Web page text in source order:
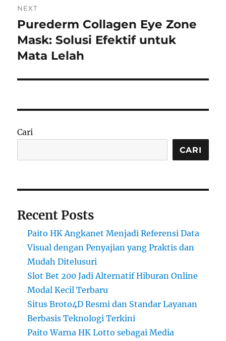
NEXT
Next
post:
Purederm Collagen Eye Zone
Mask: Solusi Efektif untuk
Mata Lelah
Cari
CARI
Recent Posts
Paito HK Angkanet Menjadi Referensi Data
Visual dengan Penyajian yang Praktis dan
Mudah Ditelusuri
Slot Bet 200 Jadi Alternatif Hiburan Online
Modal Kecil Terbaru
Situs Broto4D Resmi dan Standar Layanan
Berbasis Teknologi Terkini
Paito Warna HK Lotto sebagai Media